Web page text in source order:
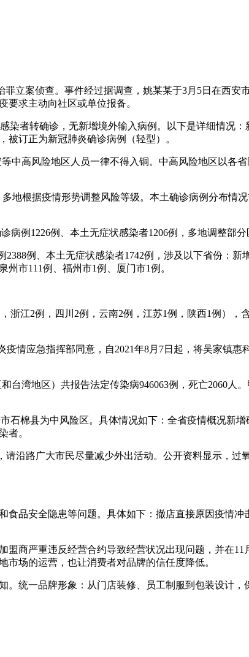
立案侦查。事件经过据调查，姚某某于3月5日在西安
求主动向社区或单位报备。
染者转确诊，无新增境外输入病例。以下是详细情况
订正为新冠肺炎确诊病例（轻型）。
中高风险地区人员一律不得入铜。中高风险地区以各
地根据疫情形势调整风险等级。本土确诊病例分布情
例1226例、本土无症状感染者1206例，多地调整部分
例、本土无症状感染者1742例，涉及以下省份：新
市111例、福州市1例、厦门市1例。
浙江2例，四川2例，云南2例，江苏1例，陕西1例），
情应急指挥部同意，自2021年8月7日起，将吴家镇惠
台湾地区）共报告法定传染病946063例，死亡2060人
石棉县为中风险区。具体情况如下：全省疫情概况新
者。
沿路广大市民尽量减少外出活动。公开资料显示，过
品安全隐患等问题。具体如下：撤店直接原因疫情冲
商严重违反经营合约导致经营状况出现问题，并在
场的运营，也让消费者对品牌的信任度降低。
统一品牌形象：从门店装修、员工制服到包装设计